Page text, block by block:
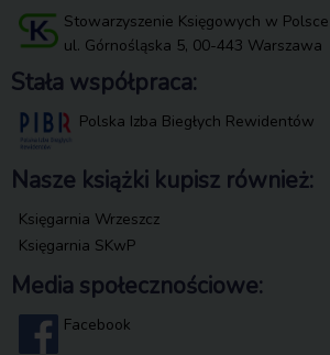
Stowarzyszenie Księgowych w Polsce
ul. Górnośląska 5, 00-443 Warszawa
Stała współpraca:
Polska Izba Biegłych Rewidentów
Nasze książki kupisz również:
Księgarnia Wrzeszcz
Księgarnia SKwP
Media społecznościowe:
Facebook